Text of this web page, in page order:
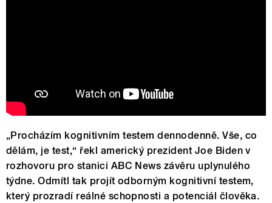
„Procházím kognitivním testem dennodenně. Vše, co
dělám, je test,“ řekl americký prezident Joe Biden v
rozhovoru pro stanici ABC News závěru uplynulého
týdne. Odmítl tak projít odborným kognitivní testem,
který prozradí reálné schopnosti a potenciál člověka.